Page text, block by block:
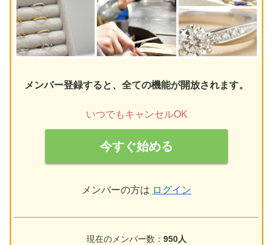
メンバー登録すると、全ての機能が開放されます。
いつでもキャンセルOK
今すぐ始める
メンバーの方は ログイン
現在のメンバー数： 950人